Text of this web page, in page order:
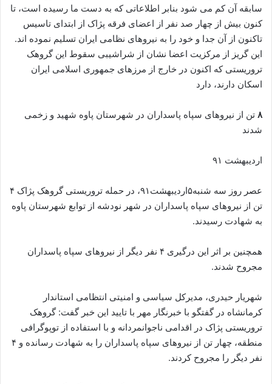
سابقه آن کم می شود بنابر اطلاعاتی که به دست ما رسیده است، تا
کنون بیش از چهار صد نفر از اعضای فرقه پژاک از ابتدای تاسیس
تاکنون از آن جدا و خود را به نیروهای نظامی ایران تسلیم نموده اند.
این گریز از مرکزیت اعضا نشان از شراشیبی سقوط این گروهک
تروریستی که اکنون در خارج از مرزهای جمهوری اسلامی ایران
اسکان دارند، دارد
۸ تن از نیروهای سپاه پاسداران در شهرستان پاوه شهید و زخمی
شدند
اردیبهشت ۹۱
عصر روز سه شنبه۵اردیبهشت۹۱، در حمله تروریستی گروهک پژاک ۴
تن از نیروهای سپاه پاسداران در شهر نودشه از توابع شهرستان پاوه
به شهادت رسیدند.
همچنین بر اثر این درگیری ۴ نفر دیگر از نیروهای سپاه پاسداران
مجروح شدند.
شهریار حیدری، مدیرکل سیاسی و امنیتی انتظامی استاندار
کرمانشاه در گفتگو با خبرنگار مهر با تایید این خبر گفت: گروهک
تروریستی پژاک در اقدامی ناجوانمردانه و با استفاده از توپوگرافی
منطقه، چهار تن از نیروهای سپاه پاسداران را به شهادت رسانده و ۴
نفر دیگر را مجروح کردند.